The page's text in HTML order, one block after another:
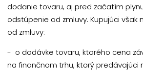
dodanie tovaru, aj pred začatím
odstúpenie od zmluvy. Kupujúci však
od zmluvy:
- o dodávke tovaru, ktorého cena
na finančnom trhu, ktorý predávajúci